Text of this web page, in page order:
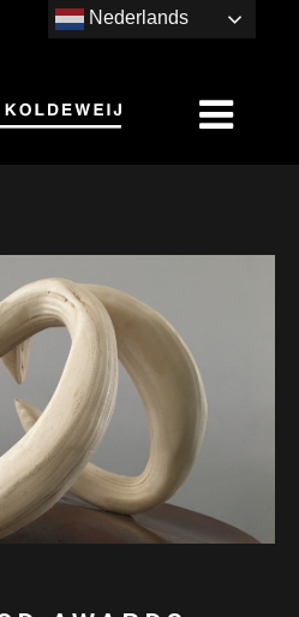
Nederlands